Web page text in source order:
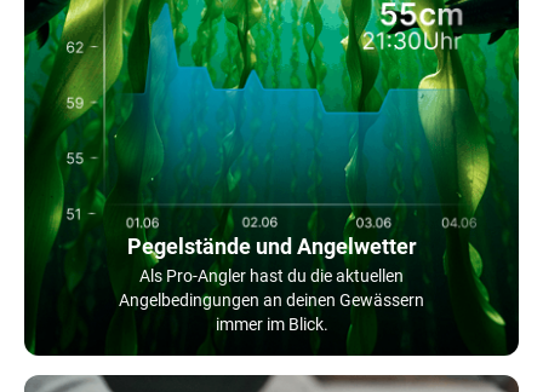
Pegelstände und Angelwetter
Als Pro-Angler hast du die aktuellen
Angelbedingungen an deinen Gewässern
immer im Blick.